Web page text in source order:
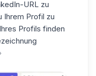
URL zu
Ihrem Profil zu
Profils finden